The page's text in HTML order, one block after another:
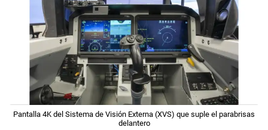
Pantalla 4K del Sistema de Visión Externa (XVS) que suple el parabrisas
delantero